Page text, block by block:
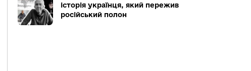
історія українця, який пережив
російський полон